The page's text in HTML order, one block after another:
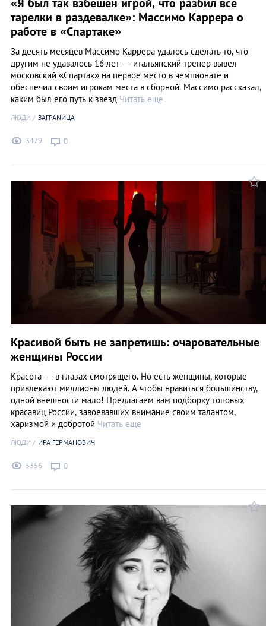
тарелки в раздевалке»: Массимо Каррера о
работе в «Спартаке»
За десять месяцев Массимо Каррера удалось сделать то, что
другим не удавалось 16 лет — итальянский тренер вывел
московский «Спартак» на первое место в чемпионате и
обеспечил своим игрокам места в сборной. Массимо рассказал,
каким был его путь к звезд Читать еще
ЛЮДИ ЗАГРАNИЦА
3479 0
Красивой быть не запретишь: очаровательные
женщины России
Красота — в глазах смотрящего. Но есть женщины, которые
привлекают миллионы людей. А чтобы нравиться большинству,
одной внешности мало! Предлагаем вам подборку топовых
красавиц России, завоевавших внимание своим талантом,
харизмой и добротой Читать еще
ЛЮДИ ИРА ГЕРМАНОВИЧ
5356 0